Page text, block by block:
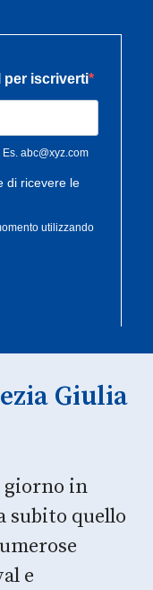
Giulia
in
subito quello
e